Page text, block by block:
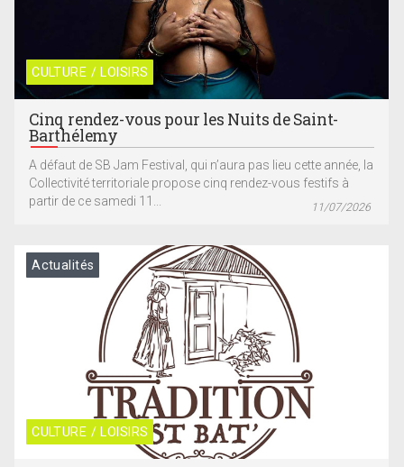
CULTURE / LOISIRS
Cinq rendez-vous pour les Nuits de Saint-
Barthélemy
A défaut de SB Jam Festival, qui n’aura pas lieu cette année, la
Collectivité territoriale propose cinq rendez-vous festifs à
partir de ce samedi 11...
11/07/2026
CULTURE / LOISIRS
Actualités